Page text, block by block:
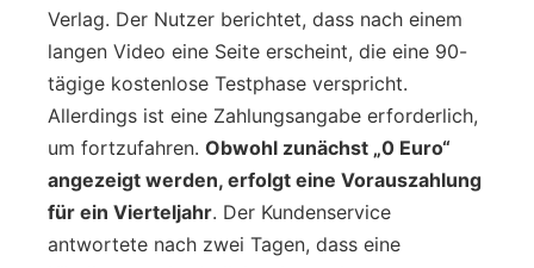
Verlag. Der Nutzer berichtet, dass nach einem
langen Video eine Seite erscheint, die eine 90-
tägige kostenlose Testphase verspricht.
Allerdings ist eine Zahlungsangabe erforderlich,
um fortzufahren. Obwohl zunächst „0 Euro“
angezeigt werden, erfolgt eine Vorauszahlung
für ein Vierteljahr. Der Kundenservice
antwortete nach zwei Tagen, dass eine